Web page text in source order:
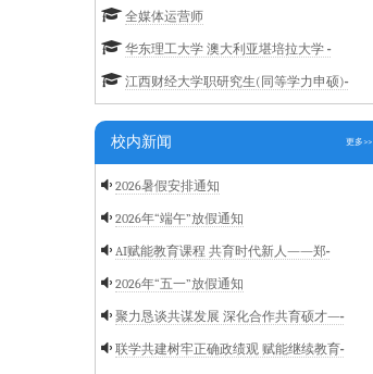
全媒体运营师
华东理工大学 澳大利亚堪培拉大学 ···
江西财经大学职研究生(同等学力申硕)···
校内新闻 更多>>
2026暑假安排通知
2026年“端午”放假通知
AI赋能教育课程 共育时代新人——郑···
2026年“五一”放假通知
聚力恳谈共谋发展 深化合作共育硕才—···
联学共建树牢正确政绩观 赋能继续教育···